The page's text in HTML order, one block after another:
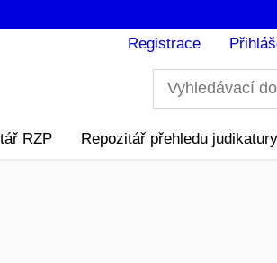
Registrace
RZP Repozitář přehledu judikatury